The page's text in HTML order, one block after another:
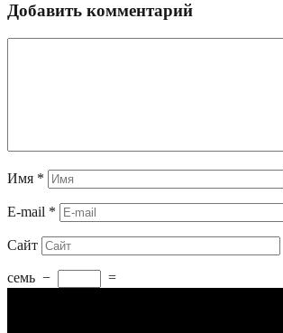
Добавить комментарий
Имя *
E-mail *
Сайт
семь − =